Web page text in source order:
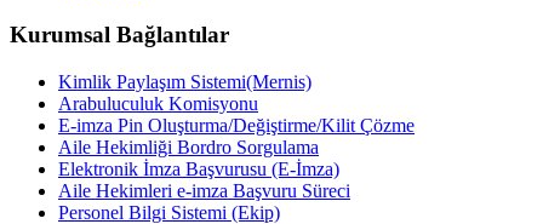
Kurumsal Bağlantılar
Kimlik Paylaşım Sistemi(Mernis)
Arabuluculuk Komisyonu
E-imza Pin Oluşturma/Değiştirme/Kilit Çözme
Aile Hekimliği Bordro Sorgulama
Elektronik İmza Başvurusu (E-İmza)
Aile Hekimleri e-imza Başvuru Süreci
Personel Bilgi Sistemi (Ekip)